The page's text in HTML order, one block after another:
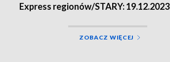
Express regionów/STARY: 19.12.2023
ZOBACZ WIĘCEJ